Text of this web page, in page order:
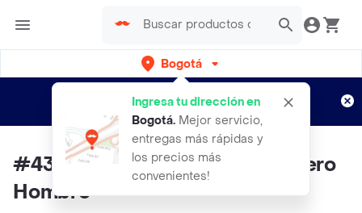
Bogotá
Ingresa tu dirección en
Bogotá. Mejor servicio,
entregas más rápidas y
los precios más
convenientes!
envíos gratis por semanas
Aplican TyC
#43 Zapato Romulo Casual Cuero
Hombre